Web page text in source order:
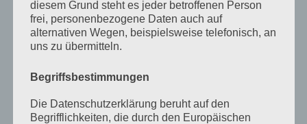
Juli 2022
April 2022
Dezember 2021
diesem Grund steht es jeder betroffenen Person
frei, personenbezogene Daten auch auf
alternativen Wegen, beispielsweise telefonisch, an
uns zu übermitteln.
Begriffsbestimmungen
Die Datenschutzerklärung beruht auf den
Begrifflichkeiten, die durch den Europäischen